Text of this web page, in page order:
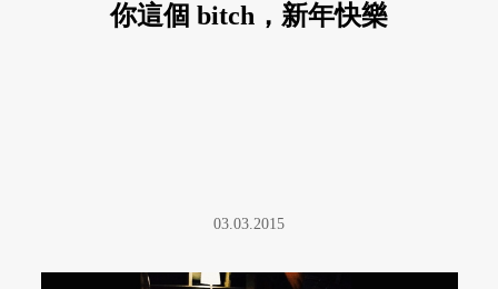
你這個 bitch，新年快樂
03.03.2015